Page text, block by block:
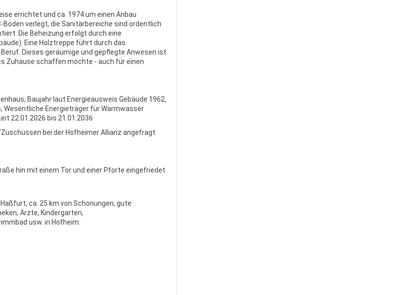
errichtet und ca. 1974 um einen Anbau
verlegt, die Sanitärbereiche sind ordentlich
Die Beheizung erfolgt durch eine
Eine Holztreppe führt durch das
Dieses geräumige und gepflegte Anwesen ist
Zuhause schaffen möchte - auch für einen
Baujahr laut Energieausweis Gebäude 1962,
Wesentliche Energieträger für Warmwasser
22.01.2026 bis 21.01.2036
bei der Hofheimer Allianz angefragt
hin mit einem Tor und einer Pforte eingefriedet
ca. 25 km von Schonungen, gute
Ärzte, Kindergarten,
usw. in Hofheim.